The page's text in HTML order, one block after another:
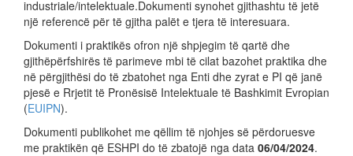
industriale/intelektuale.Dokumenti synohet gjithashtu të jetë
një referencë për të gjitha palët e tjera të interesuara.
Dokumenti i praktikës ofron një shpjegim të qartë dhe
gjithëpërfshirës të parimeve mbi të cilat bazohet praktika dhe
në përgjithësi do të zbatohet nga Enti dhe zyrat e PI që janë
pjesë e Rrjetit të Pronësisë Intelektuale të Bashkimit Evropian
(EUIPN).
Dokumenti publikohet me qëllim të njohjes së përdoruesve
me praktikën që ESHPI do të zbatojë nga data 06/04/2024.